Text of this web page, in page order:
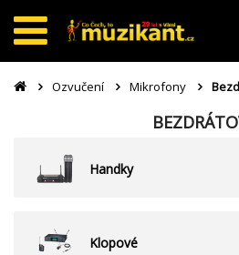
Ozvučení Mikrofony
Handky
Klopové